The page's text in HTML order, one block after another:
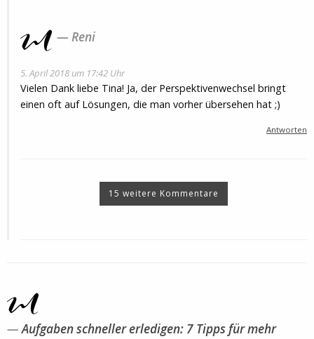
Reni
5. April 2018 um 17:42 Uhr
Vielen Dank liebe Tina! Ja, der Perspektivenwechsel bringt
einen oft auf Lösungen, die man vorher übersehen hat ;)
Antworten
15 weitere Kommentare
Aufgaben schneller erledigen: 7 Tipps für mehr